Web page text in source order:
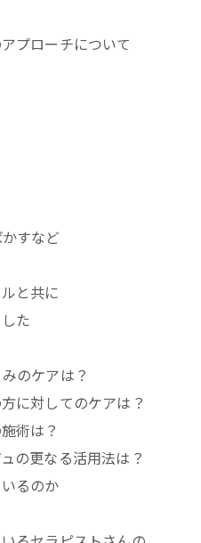
プローチについて
すなど
と共に
た
のケアは？
に対してのケアは？
術は？
の更なる活用法は？
るのか